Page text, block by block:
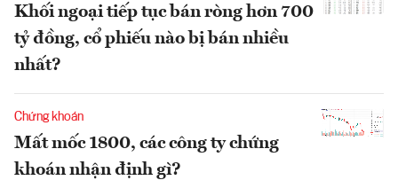
Khối ngoại tiếp tục bán ròng hơn 700
tỷ đồng, cổ phiếu nào bị bán nhiều
nhất?
Chứng khoán
Mất mốc 1800, các công ty chứng
khoán nhận định gì?